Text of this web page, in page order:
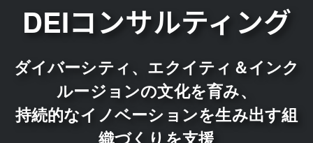
DEIコンサルティング
ダイバーシティ、エクイティ＆インク
ルージョンの文化を育み、
持続的なイノベーションを生み出す組
織づくりを支援